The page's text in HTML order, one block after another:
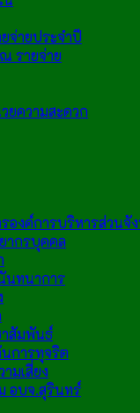
จ่ายประจำปี
รายจ่าย
ยความสะดวก
งค์การบริหารส่วนจั
ากรบุคคล
ทนาการ
สัมพันธ์
การทุจริต
มเสี่ยง
อบจ.สุรินทร์